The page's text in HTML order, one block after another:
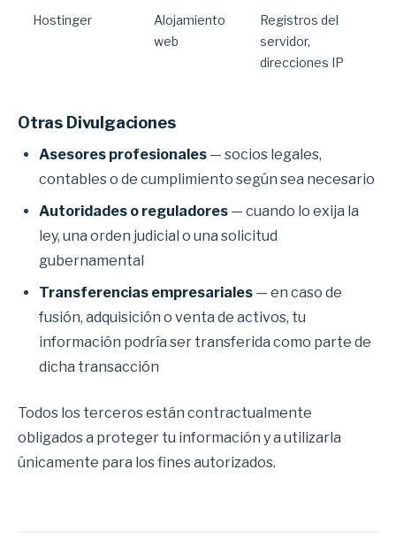
Hostinger
Alojamiento
web
Registros del
servidor,
direcciones IP
Otras Divulgaciones
Asesores profesionales — socios legales,
contables o de cumplimiento según sea necesario
Autoridades o reguladores — cuando lo exija la
ley, una orden judicial o una solicitud
gubernamental
Transferencias empresariales — en caso de
fusión, adquisición o venta de activos, tu
información podría ser transferida como parte de
dicha transacción
Todos los terceros están contractualmente
obligados a proteger tu información y a utilizarla
únicamente para los fines autorizados.